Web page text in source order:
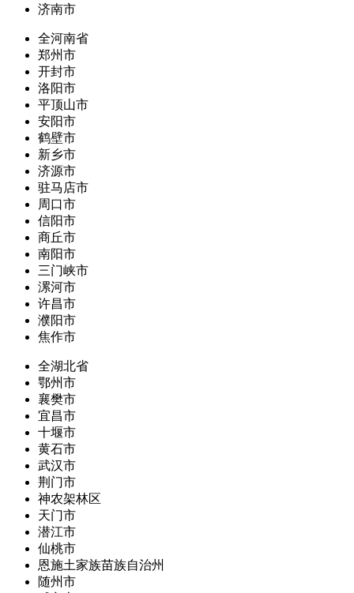
济南市
全河南省
郑州市
开封市
洛阳市
平顶山市
安阳市
鹤壁市
新乡市
济源市
驻马店市
周口市
信阳市
商丘市
南阳市
三门峡市
漯河市
许昌市
濮阳市
焦作市
全湖北省
鄂州市
襄樊市
宜昌市
十堰市
黄石市
武汉市
荆门市
神农架林区
天门市
潜江市
仙桃市
恩施土家族苗族自治州
随州市